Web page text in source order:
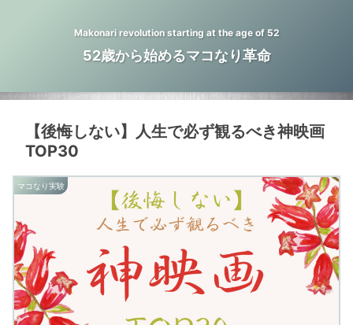
Makonari revolution starting at the age of 52
52歳から始めるマコなり革命
【後悔しない】人生で必ず観るべき神映画
TOP30
マコなり実験